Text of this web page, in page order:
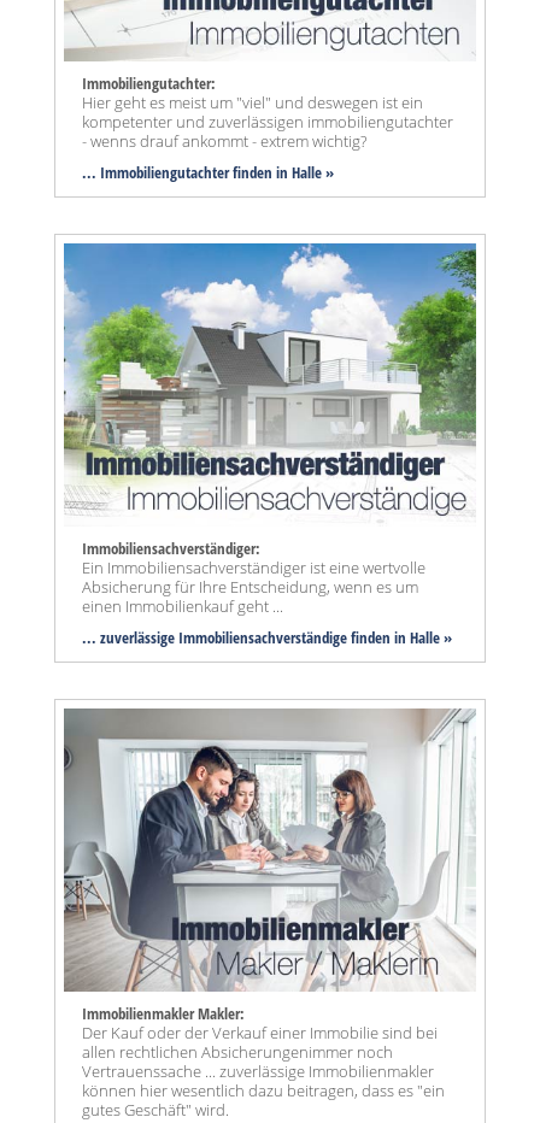
Immobiliengutachter:
Hier geht es meist um "viel" und deswegen ist ein
kompetenter und zuverlässigen immobiliengutachter
- wenns drauf ankommt - extrem wichtig?
... Immobiliengutachter finden in Halle »
Immobiliensachverständiger:
Ein Immobiliensachverständiger ist eine wertvolle
Absicherung für Ihre Entscheidung, wenn es um
einen Immobilienkauf geht ...
... zuverlässige Immobiliensachverständige finden in Halle »
Immobilienmakler Makler:
Der Kauf oder der Verkauf einer Immobilie sind bei
allen rechtlichen Absicherungenimmer noch
Vertrauenssache ... zuverlässige Immobilienmakler
können hier wesentlich dazu beitragen, dass es "ein
gutes Geschäft" wird.